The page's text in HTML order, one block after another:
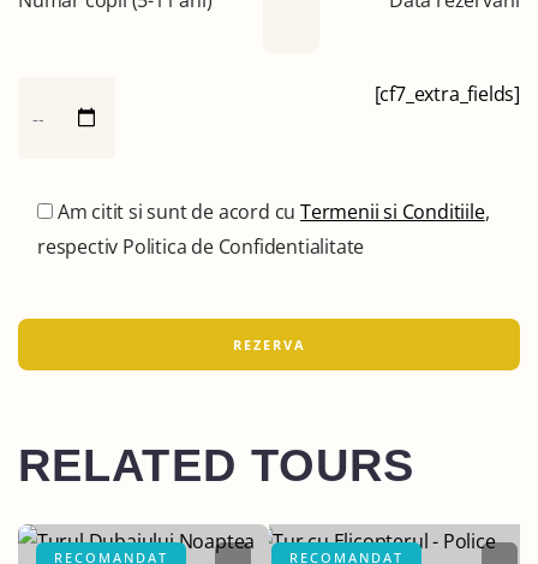
[cf7_extra_fields]
Am citit si sunt de acord cuTermenii si Conditiile,
respectiv Politica de Confidentialitate
RELATED TOURS
RECOMANDAT RECOMANDAT